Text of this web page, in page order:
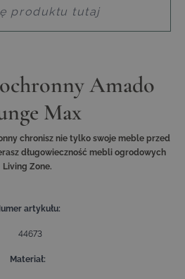
Amado
Max
chronisz nie tylko swoje meble przed
długowieczność mebli ogrodowych
Living Zone.
artykułu
44673
Materiał